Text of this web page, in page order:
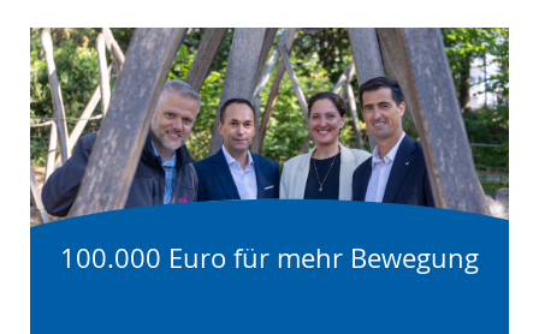
100.000 Euro für mehr Bewegung